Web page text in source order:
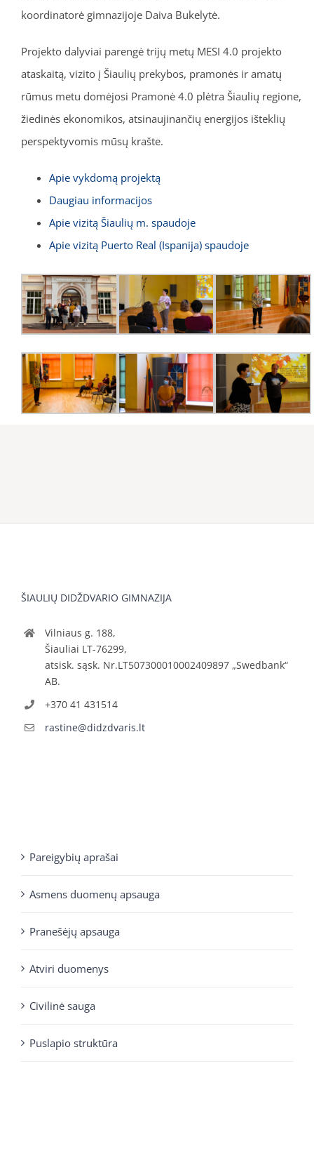
koordinatorė gimnazijoje Daiva Bukelytė.
Projekto dalyviai parengė trijų metų MESI 4.0 projekto
ataskaitą, vizito į Šiaulių prekybos, pramonės ir amatų
rūmus metu domėjosi Pramonė 4.0 plėtra Šiaulių regione,
žiedinės ekonomikos, atsinaujinančių energijos išteklių
perspektyvomis mūsų krašte.
Apie vykdomą projektą
Daugiau informacijos
Apie vizitą Šiaulių m. spaudoje
Apie vizitą Puerto Real (Ispanija) spaudoje
ŠIAULIŲ DIDŽDVARIO GIMNAZIJA
Vilniaus g. 188,
Šiauliai LT-76299,
atsisk. sąsk. Nr.LT507300010002409897 „Swedbank“
AB.
+370 41 431514
rastine@didzdvaris.lt
Pareigybių aprašai
Asmens duomenų apsauga
Pranešėjų apsauga
Atviri duomenys
Civilinė sauga
Puslapio struktūra